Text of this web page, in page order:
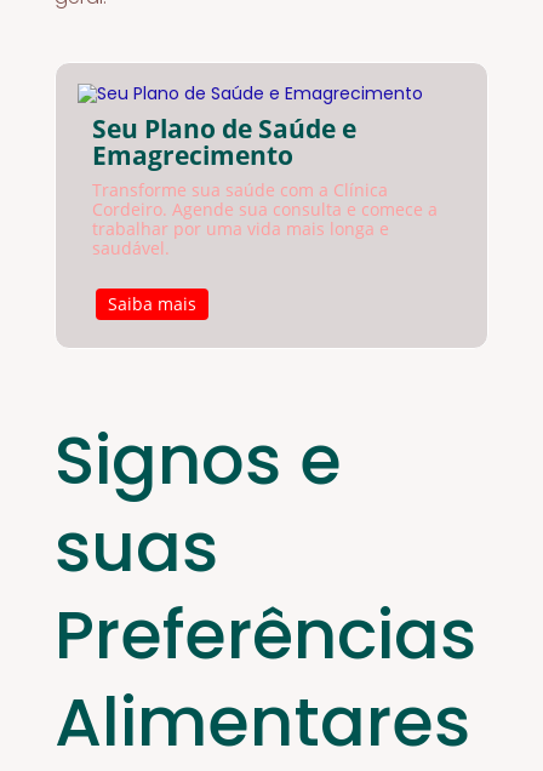
Seu Plano de Saúde e
Emagrecimento
Transforme sua saúde com a Clínica
Cordeiro. Agende sua consulta e comece a
trabalhar por uma vida mais longa e
saudável.
Saiba mais
Signos e
suas
Preferências
Alimentares